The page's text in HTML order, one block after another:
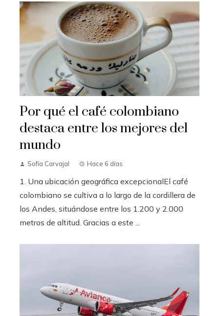
Por qué el café colombiano
destaca entre los mejores del
mundo
Sofía Carvajal Hace 6 días
1. Una ubicación geográfica excepcionalEl café
colombiano se cultiva a lo largo de la cordillera de
los Andes, situándose entre los 1.200 y 2.000
metros de altitud. Gracias a este ...